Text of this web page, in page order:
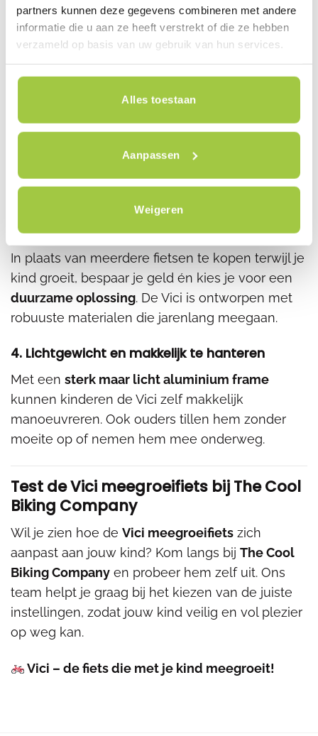
partners kunnen deze gegevens combineren met andere
informatie die u aan ze heeft verstrekt of die ze hebben
verzameld op basis van uw gebruik van hun services.
Alles toestaan
Aanpassen
Weigeren
je de Vici vanaf1 jaarals loopfiets. Zodra je kind
eraan toe is, voeg je eenvoudig pedalen toe om
de fiets om te toveren tot een
De Vici heeft een
stevig frame, brede banden en
ergonomische handvatten, zodat kinderen veilig
en met vertrouwen leren fietsen. De lage instap
en lichte materialen maken het makkelijker om
balans te vinden.
3. Duurzaam en kostenbesparend
In plaats van meerdere fietsen te kopen terwijl je
kind groeit, bespaar je geld én kies je voor een
duurzame oplossing. De Vici is ontworpen met
robuuste materialen die jarenlang meegaan.
4. Lichtgewicht en makkelijk te hanteren
Met een sterk maar licht aluminium frame
kunnen kinderen de Vici zelf makkelijk
manoeuvreren. Ook ouders tillen hem zonder
moeite op of nemen hem mee onderweg.
Test de Vici meegroeifiets bij The Cool
Biking Company
Wil je zien hoe de Vici meegroeifiets zich
aanpast aan jouw kind? Kom langs bij The Cool
Biking Company en probeer hem zelf uit. Ons
team helpt je graag bij het kiezen van de juiste
instellingen, zodat jouw kind veilig en vol plezier
op weg kan.
Vici – de fiets die met je kind meegroeit!